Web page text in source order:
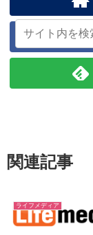
関連記事
ライフメディア